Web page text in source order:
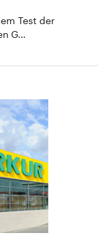
Test der
G…